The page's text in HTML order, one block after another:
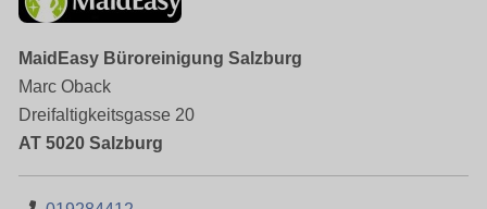
MaidEasy Büroreinigung Salzburg
Marc Oback
Dreifaltigkeitsgasse 20
AT 5020 Salzburg